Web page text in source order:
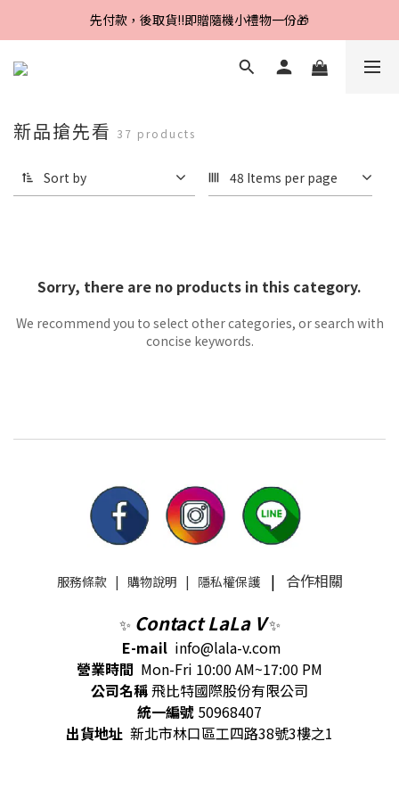
Line好友招募中，首購、回購皆贈100元
先付款，後取貨‼️即贈隨機小禮物一份🎁
Line好友招募中，首購、回購皆贈100元
新品搶先看 37 products
Sort by 48 Items per page
Sorry, there are no products in this category.
We recommend you to select other categories, or search with
concise keywords.
服務條款| 購物說明 | 隱私權保護| 合作相關
✨ Contact LaLa V✨
E-mail info@lala-v.com
營業時間 Mon-Fri 10:00 AM~17:00 PM
公司名稱飛比特國際股份有限公司
統一編號 50968407
出貨地址 新北市林口區工四路38號3樓之1